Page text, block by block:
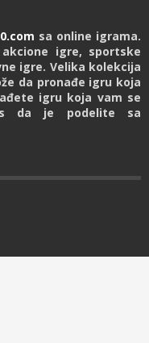
sa online igrama.
igre, sportske
igre. Velika kolekcija
da pronađe igru koja
igru koja vam se
da je podelite sa